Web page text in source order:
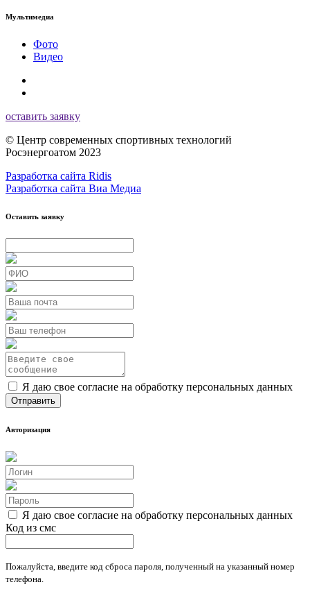
Мультимедиа
Фото
Видео
оставить заявку
© Центр современных спортивных технологий
Росэнергоатом 2023
Разработка сайта Ridis
Разработка сайта Виа Медиа
Оставить заявку
Я даю свое согласие на обработку персональных данных
Авторизация
Я даю свое согласие на обработку персональных данных
Код из смс
Пожалуйста, введите код сброса пароля, полученный на указанный номер
телефона.